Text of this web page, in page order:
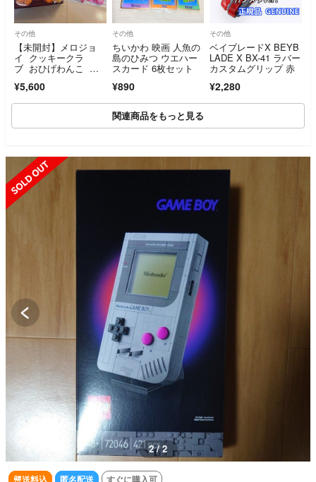
その他
【未開封】メロジョ
イ クッキークラ
ブ おひげわんこ ね
¥5,600
その他
ちいかわ 映画 人魚の
島のひみつ ウエハー
スカード 6枚セット
¥890
その他
ベイブレードX BEYB
LADE X BX-41 ラバー
カスタムグリップ 赤
¥2,280
関連商品をもっと見る
1 / 2
送料込 匿名配送 すぐに購入可